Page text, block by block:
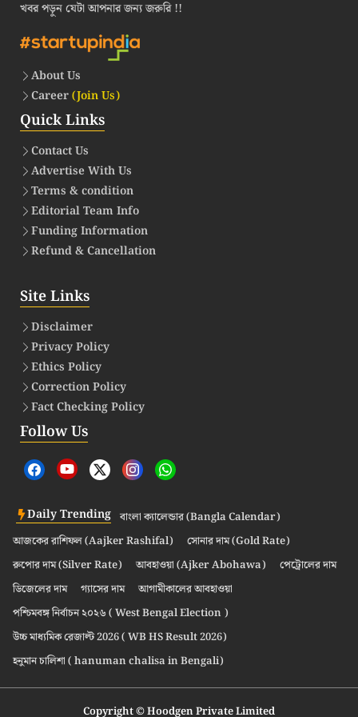
খবর পড়ুন যেটা আপনার জন্য জরুরি !!
About Us
Career(Join Us)
Quick Links
Contact Us
Advertise With Us
Terms & condition
Editorial Team Info
Funding Information
Refund & Cancellation
Site Links
Disclaimer
Privacy Policy
Ethics Policy
Correction Policy
Fact Checking Policy
Follow Us
Daily Trending বাংলা ক্যালেন্ডার (Bangla Calendar)
আজকের রাশিফল (Aajker Rashifal)
সোনার দাম (Gold Rate)
রুপোর দাম (Silver Rate)
আবহাওয়া (Ajker Abohawa)
পেট্রোলের দাম
ডিজেলের দাম
গ্যাসের দাম
আগামীকালের আবহাওয়া
পশ্চিমবঙ্গ নির্বাচন ২০২৬ ( West Bengal Election )
উচ্চ মাধ্যমিক রেজাল্ট 2026 ( WB HS Result 2026)
হনুমান চালিশা ( hanuman chalisa in Bengali)
Copyright © Hoodgen Private Limited